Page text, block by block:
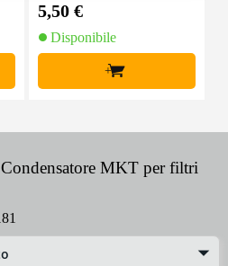
(10 pezzi)
5,50 €
Disponibile
+
MKT per filtri